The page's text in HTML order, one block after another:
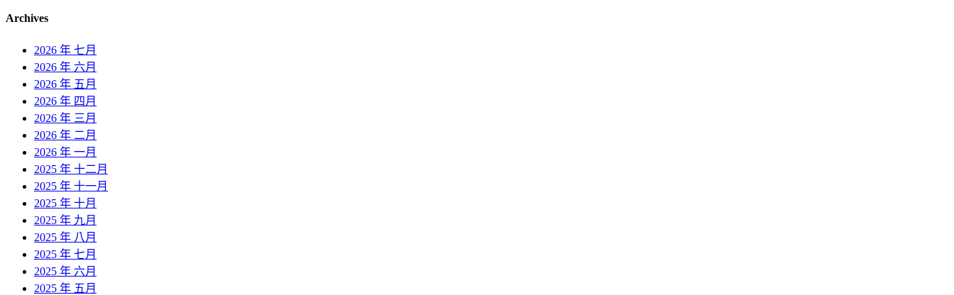
Archives
2026 年 七月
2026 年 六月
2026 年 五月
2026 年 四月
2026 年 三月
2026 年 二月
2026 年 一月
2025 年 十二月
2025 年 十一月
2025 年 十月
2025 年 九月
2025 年 八月
2025 年 七月
2025 年 六月
2025 年 五月